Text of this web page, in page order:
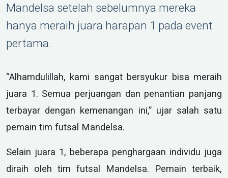
Mandelsa setelah sebelumnya mereka
hanya meraih juara harapan 1 pada event
pertama.
“Alhamdulillah, kami sangat bersyukur bisa meraih
juara 1. Semua perjuangan dan penantian panjang
terbayar dengan kemenangan ini,” ujar salah satu
pemain tim futsal Mandelsa.
Selain juara 1, beberapa penghargaan individu juga
diraih oleh tim futsal Mandelsa. Pemain terbaik,